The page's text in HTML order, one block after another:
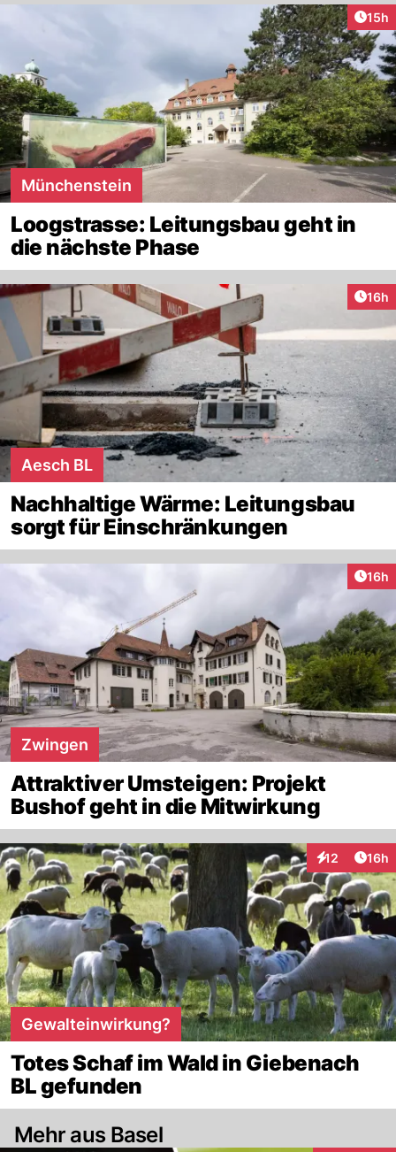
15h
Münchenstein
Loogstrasse: Leitungsbau geht in
die nächste Phase
16h
Aesch BL
Nachhaltige Wärme: Leitungsbau
sorgt für Einschränkungen
16h
Zwingen
Attraktiver Umsteigen: Projekt
Bushof geht in die Mitwirkung
12
Interaktionen
16h
Gewalteinwirkung?
Totes Schaf im Wald in Giebenach
BL gefunden
Mehr aus Basel